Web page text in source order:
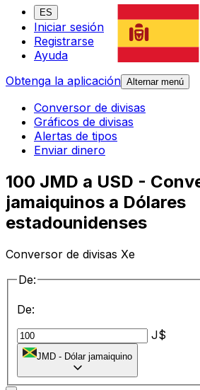
ES
Iniciar sesión
Registrarse
Ayuda
Obtenga la aplicación Alternar menú
Conversor de divisas
Gráficos de divisas
Alertas de tipos
Enviar dinero
100 JMD a USD -
jamaiquinos a Dólares
estadounidenses
Conversor de divisas Xe
De:
De:
J$
JMD - Dólar jamaiquino